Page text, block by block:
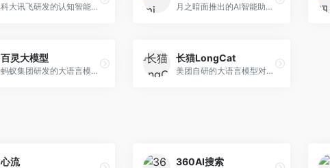
科大讯飞研发的认知智能大模型，深度融合语音识别和自然语言处理技术。面向企业用户和教育领域，提供语音交互、文档处理、代码生成等服务，中文语音识别准确率高。 月之暗面推出的AI智能助手，核心优势在于超长文本处理能力，支持20万字以上文档分析。面向学术研究者、职场人士和内容创作者，提供文档解读、PPT生成、联网搜索等综合服务。
百灵大模型
蚂蚁集团研发的大语言模型平台，专注于金融科技和企业服务。面向金融机构和企业客户，提供智能客服、风险分析、文档处理等服务，金融场景理解深入。
长猫LongCat
美团自研的大语言模型对话平台，专注于本地生活服务场景。面向美团生态用户，提供智能推荐、服务问答等功能，本地生活知识覆盖全面。
心流 360AI搜索